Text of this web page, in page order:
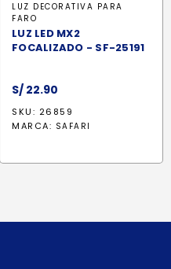
LUZ DECORATIVA PARA
FARO
LUZ LED MX2
FOCALIZADO - SF-25191
S/ 22.90
SKU: 26859
MARCA: SAFARI